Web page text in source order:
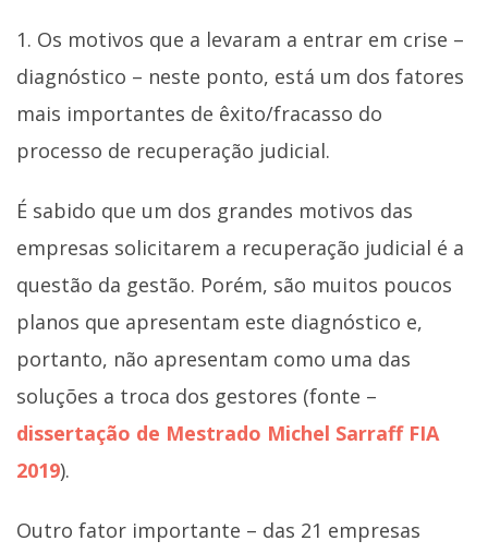
1. Os motivos que a levaram a entrar em crise –
diagnóstico – neste ponto, está um dos fatores
mais importantes de êxito/fracasso do
processo de recuperação judicial.
É sabido que um dos grandes motivos das
empresas solicitarem a recuperação judicial é a
questão da gestão. Porém, são muitos poucos
planos que apresentam este diagnóstico e,
portanto, não apresentam como uma das
soluções a troca dos gestores (fonte –
dissertação de Mestrado Michel Sarraff FIA
2019).
Outro fator importante – das 21 empresas